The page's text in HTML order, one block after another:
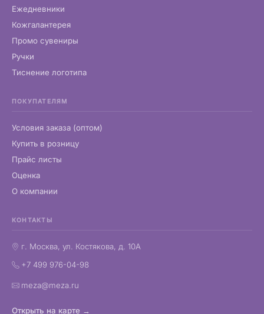
Ежедневники
Кожгалантерея
Промо сувениры
Ручки
Тиснение логотипа
ПОКУПАТЕЛЯМ
Условия заказа (оптом)
Купить в розницу
Прайс листы
Оценка
О компании
КОНТАКТЫ
г. Москва, ул. Костякова, д. 10А
+7 499 976-04-98
meza@meza.ru
Открыть на карте →